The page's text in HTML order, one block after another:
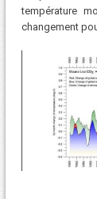
température
changement